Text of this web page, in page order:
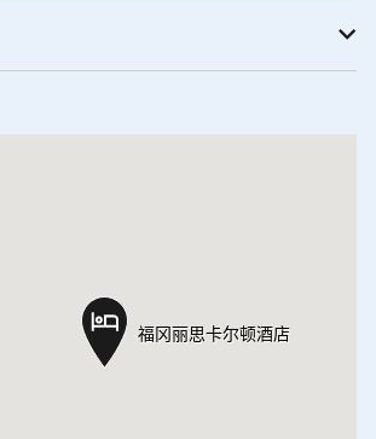
福冈丽思卡尔顿酒店
福冈丽思卡尔顿酒店